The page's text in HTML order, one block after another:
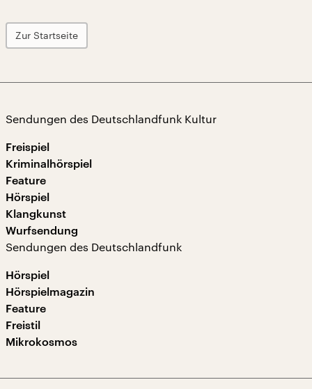
Zur Startseite
Sendungen des Deutschlandfunk Kultur
Freispiel
Kriminalhörspiel
Feature
Hörspiel
Klangkunst
Wurfsendung
Sendungen des Deutschlandfunk
Hörspiel
Hörspielmagazin
Feature
Freistil
Mikrokosmos